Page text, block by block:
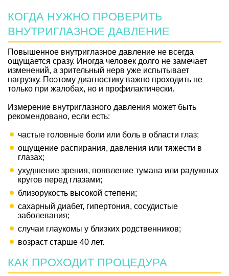
КОГДА НУЖНО ПРОВЕРИТЬ
ВНУТРИГЛАЗНОЕ ДАВЛЕНИЕ
Повышенное внутриглазное давление не всегда
ощущается сразу. Иногда человек долго не замечает
изменений, а зрительный нерв уже испытывает
нагрузку. Поэтому диагностику важно проходить не
только при жалобах, но и профилактически.
Измерение внутриглазного давления может быть
рекомендовано, если есть:
частые головные боли или боль в области глаз;
ощущение распирания, давления или тяжести в
глазах;
ухудшение зрения, появление тумана или радужных
кругов перед глазами;
близорукость высокой степени;
сахарный диабет, гипертония, сосудистые
заболевания;
случаи глаукомы у близких родственников;
возраст старше 40 лет.
КАК ПРОХОДИТ ПРОЦЕДУРА